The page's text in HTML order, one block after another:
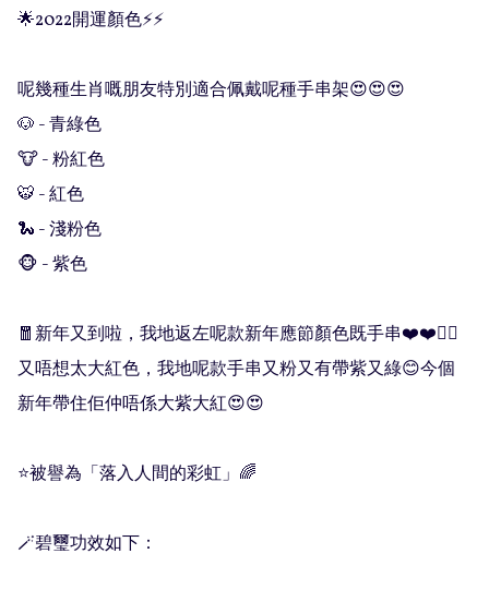
🌟2022開運顏色⚡️⚡️
呢幾種生肖嘅朋友特別適合佩戴呢種手串架😍😍😍
🐶 - 青綠色
🐮 - 粉紅色
🐯 - 紅色
🐍 - 淺粉色
🐵 - 紫色
🧧新年又到啦，我地返左呢款新年應節顏色既手串❤️❤️❤️‍🔥
又唔想太大紅色，我地呢款手串又粉又有帶紫又綠😊今個
新年帶住佢仲唔係大紫大紅😍😍
⭐️被譽為「落入人間的彩虹」🌈
🪄碧璽功效如下：